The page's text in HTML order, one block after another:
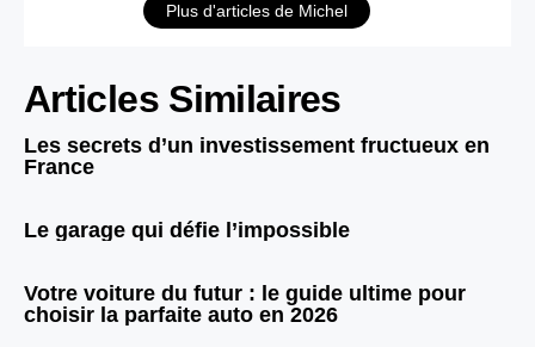
Plus d'articles de Michel
Articles Similaires
Les secrets d’un investissement fructueux en
France
Le garage qui défie l’impossible
Votre voiture du futur : le guide ultime pour
choisir la parfaite auto en 2026